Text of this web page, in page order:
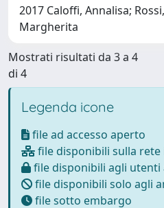
2017 Caloffi, Annalisa;
Margherita
Mostrati risultati da 3 a 4
di 4
Legenda icone
file ad accesso aperto
file disponibili sulla rete
file disponibili agli utenti
file disponibili solo agli
file sotto embargo